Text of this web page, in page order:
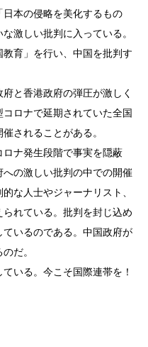
本の侵略を美化するもの
激しい批判に入っている。
育」を行い、中国を批判す
と香港政府の弾圧が激しく
ロナで延期されていた全国
されることがある。
ナ発生段階で事実を隠蔽
の激しい批判の中での開催
な人士やジャーナリスト、
れている。批判を封じ込め
いるのである。中国政府が
だ。
いる。今こそ国際連帯を！